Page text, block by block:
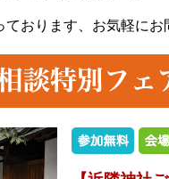
おります、 お気軽にお